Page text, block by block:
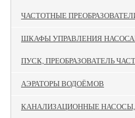
ЧАСТОТНЫЕ
ШКАФЫ УПРАВЛЕНИЯ
ПУСК, ПРЕОБРАЗОВАТЕЛЬ
АЭРАТОРЫ ВОДОЁМОВ
КАНАЛИЗАЦИОННЫЕ